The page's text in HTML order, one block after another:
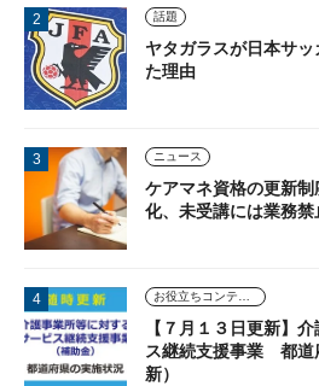
話題
ヤタガラスが日本サ
た理由
ニュース
ケアマネ資格の更新
化、未受講には業務禁
お役立ちコンテンツ
【７月１３日更新】
ス継続支援事業 都道
新）